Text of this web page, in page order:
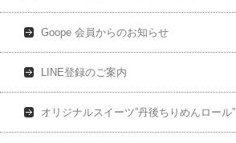
Goope 会員からのお知らせ
LINE登録のご案内
オリジナルスイーツ”丹後ちりめんロール”